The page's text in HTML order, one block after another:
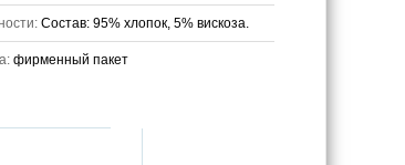
Состав: 95% хлопок, 5% вискоза.
фирменный пакет